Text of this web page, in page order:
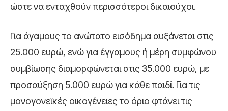
ώστε να ενταχθούν περισσότεροι δικαιούχοι.
Για άγαμους το ανώτατο εισόδημα αυξάνεται στις
25.000 ευρώ, ενώ για έγγαμους ή μέρη συμφώνου
συμβίωσης διαμορφώνεται στις 35.000 ευρώ, με
προσαύξηση 5.000 ευρώ για κάθε παιδί. Για τις
μονογονεϊκές οικογένειες το όριο φτάνει τις